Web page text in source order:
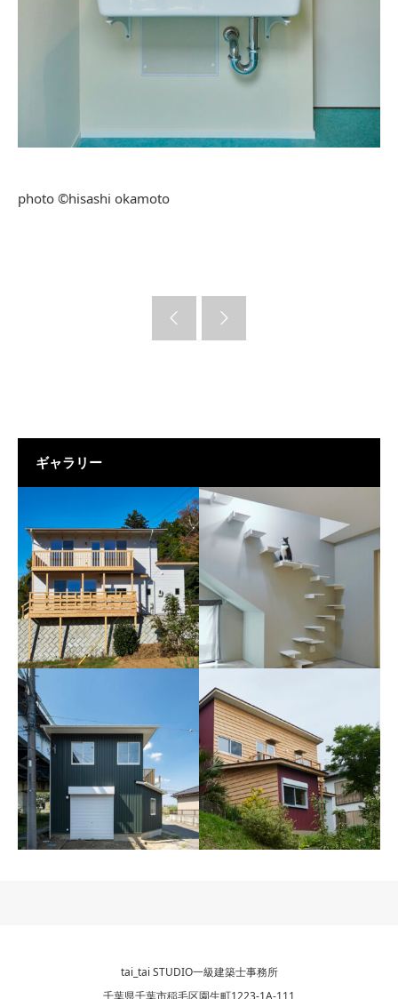
photo ©hisashi okamoto
ギャラリー
M邸
2023年 千葉県千葉市
S邸
2023年 東京都豊島区
2023年 埼玉県熊谷市 2021年 千葉県いすみ市
tai_tai STUDIO一級建築士事務所
千葉県千葉市稲毛区園生町1223-1A-111